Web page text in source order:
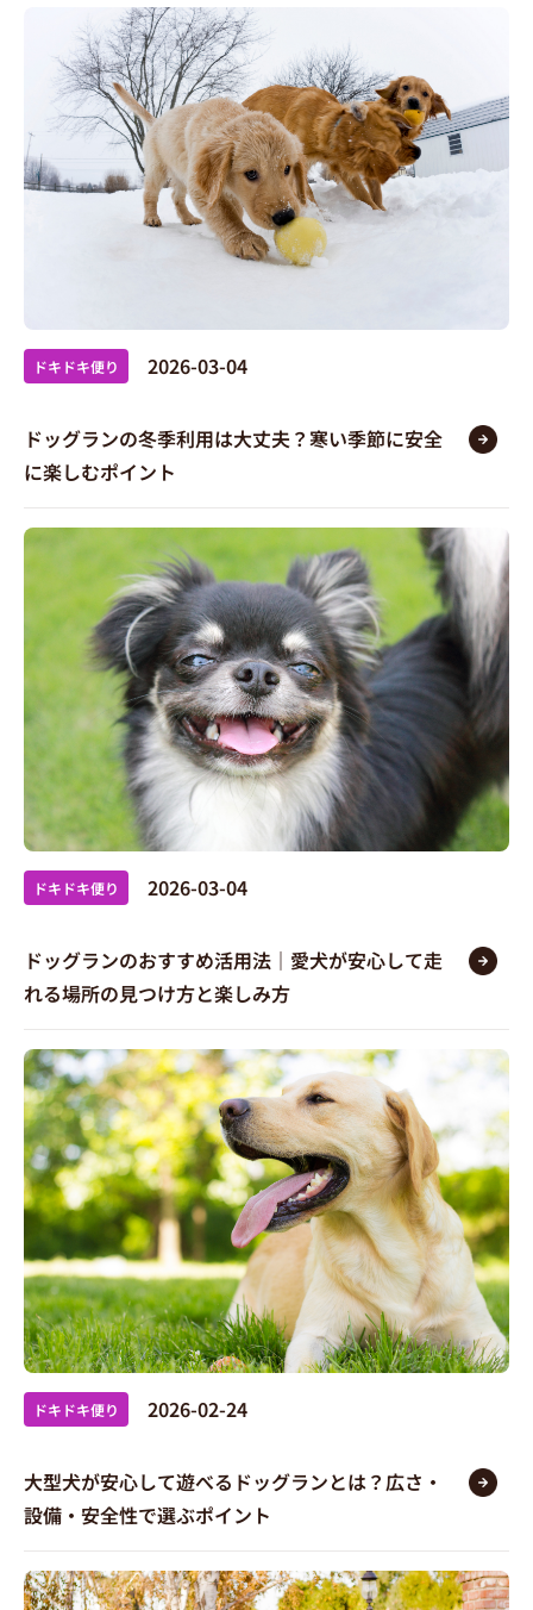
ドキドキ便り 2026-03-04
ドッグランの冬季利用は大丈夫？寒い季節に安全
に楽しむポイント
ドキドキ便り 2026-03-04
ドッグランのおすすめ活用法｜愛犬が安心して走
れる場所の見つけ方と楽しみ方
ドキドキ便り 2026-02-24
大型犬が安心して遊べるドッグランとは？広さ・
設備・安全性で選ぶポイント